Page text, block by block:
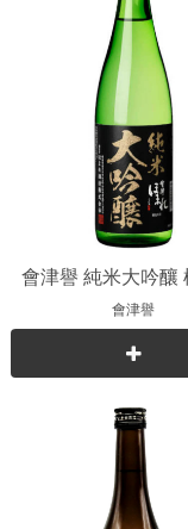
會津譽 純米大吟釀
會津譽